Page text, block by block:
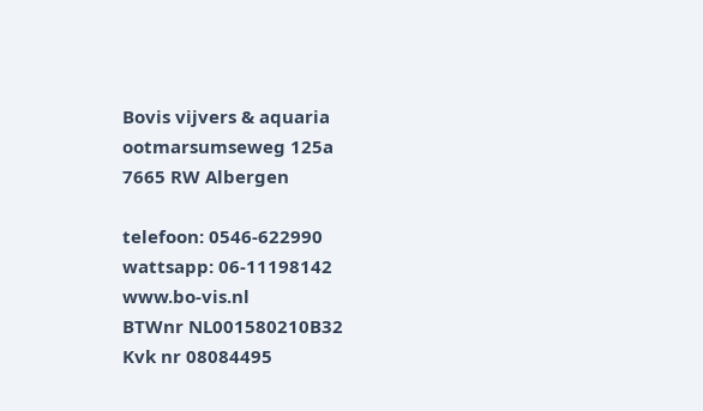
Bovis vijvers & aquaria
ootmarsumseweg 125a
7665 RW Albergen
telefoon: 0546-622990
wattsapp: 06-11198142
www.bo-vis.nl
BTWnr NL001580210B32
Kvk nr 08084495